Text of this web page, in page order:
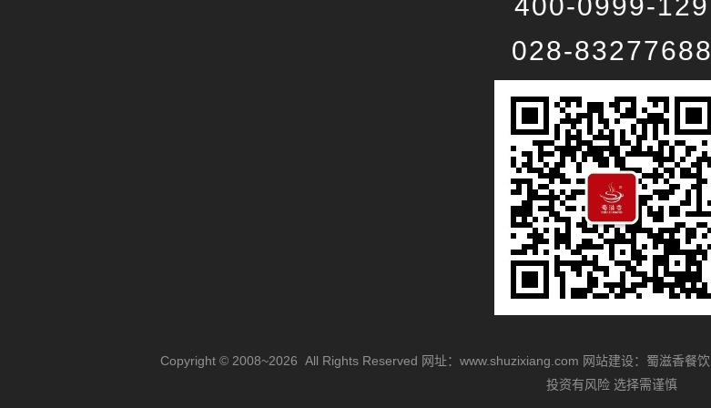
028-83277688
Copyright © 2008~2026 All Rights Reserved 网址：www.shuzixiang.com 网站建设：蜀滋香餐饮
投资有风险 选择需谨慎